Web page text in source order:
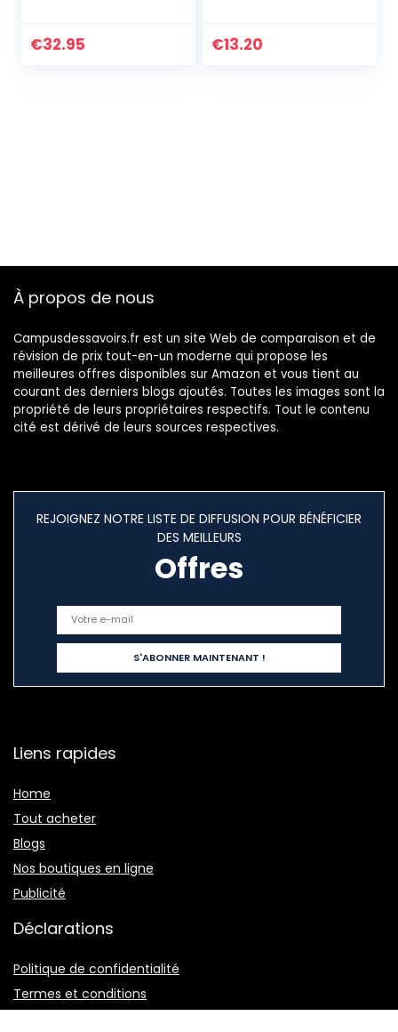
€32.95 €13.20
À propos de nous
Campusdessavoirs.fr est un site Web de comparaison et de
révision de prix tout-en-un moderne qui propose les
meilleures offres disponibles sur Amazon et vous tient au
courant des derniers blogs ajoutés. Toutes les images sont la
propriété de leurs propriétaires respectifs. Tout le contenu
cité est dérivé de leurs sources respectives.
REJOIGNEZ NOTRE LISTE DE DIFFUSION POUR BÉNÉFICIER
DES MEILLEURS
Offres
Liens rapides
Home
Tout acheter
Blogs
Nos boutiques en ligne
Publicité
Déclarations
Politique de confidentialité
Termes et conditions